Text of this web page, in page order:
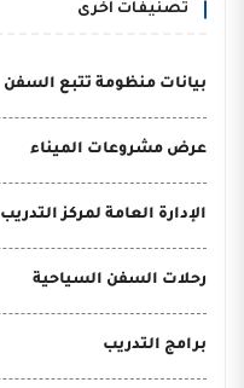
تصنيفات أخرى
بيانات منظومة تتبع السفن
عرض مشروعات الميناء
الإدارة العامة لمركز التدريب
رحلات السفن السياحية
برامج التدريب